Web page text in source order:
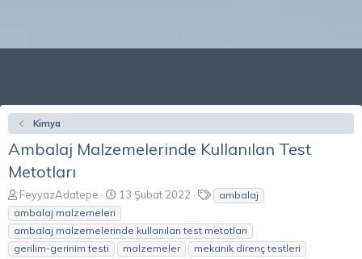
Kimya
Ambalaj Malzemelerinde Kullanılan Test
Metotları
K
o
n
b
u
FeyyazAdatepe
B
a
ş
l
a
13 Şubat 2022
E
i
k
e
ambalaj
ambalaj malzemeleri
ambalaj malzemelerinde kullanılan test metotları
gerilim-gerinim testi
malzemeler
mekanik direnç testleri